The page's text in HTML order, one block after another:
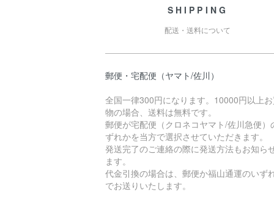
SHIPPING
配送・送料について
郵便・宅配便（ヤマト/佐川）
全国一律300円になります。10000円以上
物の場合、送料は無料です。
郵便が宅配便（クロネコヤマト/佐川急便）
ずれかを当方で選択させていただきます。
発送完了のご連絡の際に発送方法もお知ら
ます。
代金引換の場合は、郵便か福山通運のいず
でお送りいたします。